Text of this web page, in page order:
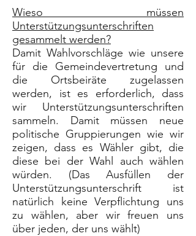
Wieso müssen
Unterstützungsunterschriften
gesammelt werden?
Damit Wahlvorschläge wie unsere
für die Gemeindevertretung und
die Ortsbeiräte zugelassen
werden, ist es erforderlich, dass
wir Unterstützungsunterschriften
sammeln. Damit müssen neue
politische Gruppierungen wie wir
zeigen, dass es Wähler gibt, die
diese bei der Wahl auch wählen
würden. (Das Ausfüllen der
Unterstützungsunterschrift ist
natürlich keine Verpflichtung uns
zu wählen, aber wir freuen uns
über jeden, der uns wählt)